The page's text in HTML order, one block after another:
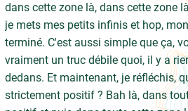
dans cette zone là, dans cette zone
je mets mes petits infinis et hop,
terminé. C'est aussi simple que ça,
vraiment un truc débile quoi, il y a
dedans. Et maintenant, je réfléchis,
strictement positif ? Bah là, dans